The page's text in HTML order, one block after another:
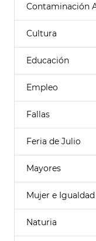
Contaminación
Cultura
Educación
Empleo
Fallas
Feria de Julio
Mayores
Mujer e Igualdad
Naturia